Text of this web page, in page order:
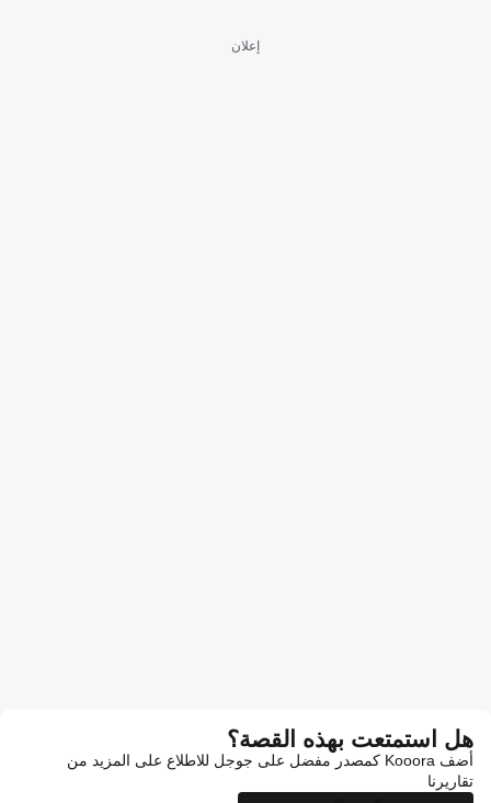
إعلان
هل استمتعت بهذه القصة؟
أضف Kooora كمصدر مفضل على جوجل للاطلاع على المزيد من
تقاريرنا